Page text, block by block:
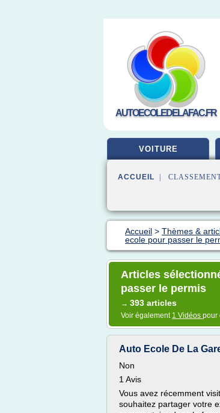
AUTOECOLEDELAFAC.FR
VOITURE
ACCUEIL |
Accueil > Thèmes &
ecole pour passer le
Articles
passer le permis
→ 393 articles
Voir également 1 Vidéos pour
Auto Ecole De La
Non
1 Avis
Vous avez récemment
souhaitez partager votre